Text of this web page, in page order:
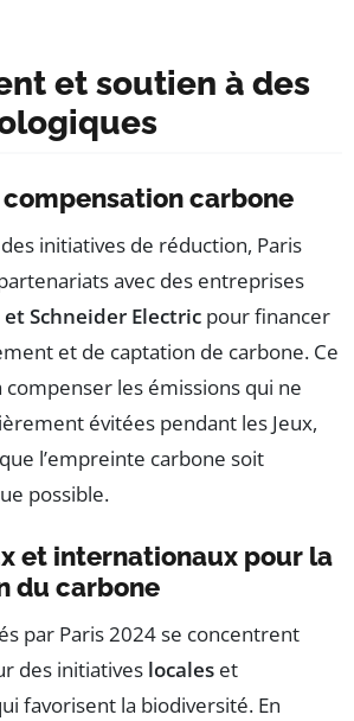
et soutien à des
carbone
initiatives de réduction, Paris
avec des entreprises
Schneider Electric pour financer
et de captation de carbone. Ce
les émissions qui ne
évitées pendant les Jeux,
l’empreinte carbone soit
possible.
et internationaux pour la
du carbone
par Paris 2024 se concentrent
des initiatives locales et
favorisent la biodiversité. En